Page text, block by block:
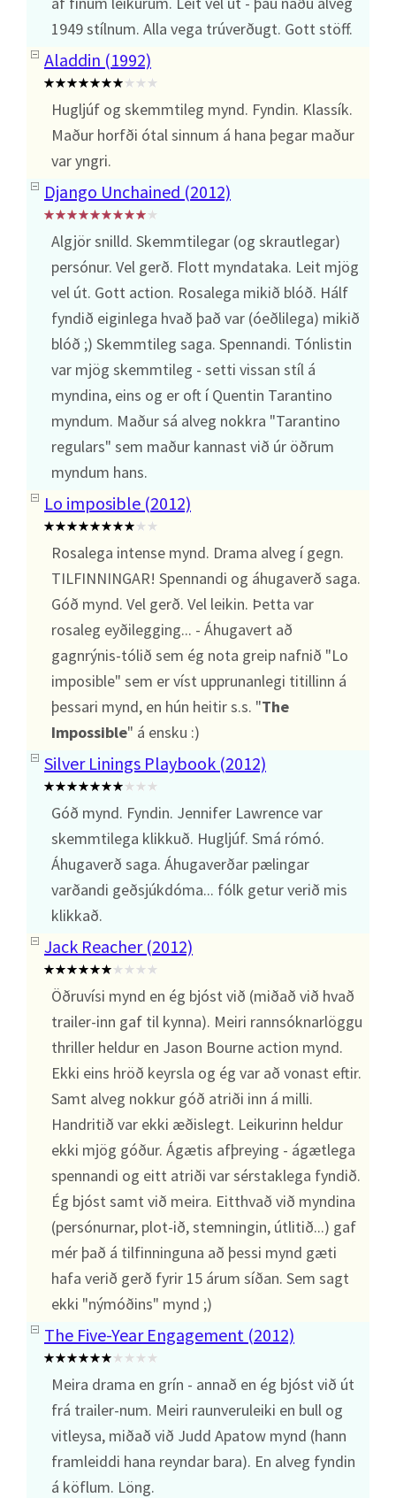
1949 stílnum. Alla vega trúverðugt. Gott stöff.
Aladdin (1992)
Hugljúf og skemmtileg mynd. Fyndin. Klassík.
Maður horfði ótal sinnum á hana þegar maður
var yngri.
Django Unchained (2012)
Algjör snilld. Skemmtilegar (og skrautlegar)
persónur. Vel gerð. Flott myndataka. Leit mjög
vel út. Gott action. Rosalega mikið blóð. Hálf
fyndið eiginlega hvað það var (óeðlilega) mikið
blóð ;) Skemmtileg saga. Spennandi. Tónlistin
var mjög skemmtileg - setti vissan stíl á
myndina, eins og er oft í Quentin Tarantino
myndum. Maður sá alveg nokkra "Tarantino
regulars" sem maður kannast við úr öðrum
myndum hans.
Lo imposible (2012)
Rosalega intense mynd. Drama alveg í gegn.
TILFINNINGAR! Spennandi og áhugaverð saga.
Góð mynd. Vel gerð. Vel leikin. Þetta var
rosaleg eyðilegging... - Áhugavert að
gagnrýnis-tólið sem ég nota greip nafnið "Lo
imposible" sem er víst upprunanlegi titillinn á
þessari mynd, en hún heitir s.s. "The
Impossible" á ensku :)
Silver Linings Playbook (2012)
Góð mynd. Fyndin. Jennifer Lawrence var
skemmtilega klikkuð. Hugljúf. Smá rómó.
Áhugaverð saga. Áhugaverðar pælingar
varðandi geðsjúkdóma... fólk getur verið mis
klikkað.
Jack Reacher (2012)
Öðruvísi mynd en ég bjóst við (miðað við hvað
trailer-inn gaf til kynna). Meiri rannsóknarlöggu
thriller heldur en Jason Bourne action mynd.
Ekki eins hröð keyrsla og ég var að vonast eftir.
Samt alveg nokkur góð atriði inn á milli.
Handritið var ekki æðislegt. Leikurinn heldur
ekki mjög góður. Ágætis afþreying - ágætlega
spennandi og eitt atriði var sérstaklega fyndið.
Ég bjóst samt við meira. Eitthvað við myndina
(persónurnar, plot-ið, stemningin, útlitið...) gaf
mér það á tilfinninguna að þessi mynd gæti
hafa verið gerð fyrir 15 árum síðan. Sem sagt
ekki "nýmóðins" mynd ;)
The Five-Year Engagement (2012)
Meira drama en grín - annað en ég bjóst við út
frá trailer-num. Meiri raunveruleiki en bull og
vitleysa, miðað við Judd Apatow mynd (hann
framleiddi hana reyndar bara). En alveg fyndin
á köflum. Löng.